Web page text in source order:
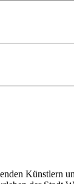
Künstlern